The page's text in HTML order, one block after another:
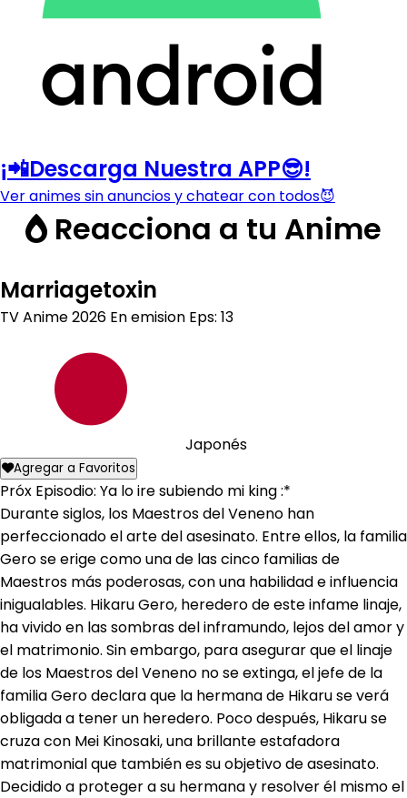
¡📲Descarga Nuestra APP😎!
Ver animes sin anuncios y chatear con todos😈
Reacciona a tu Anime
Marriagetoxin
TV Anime2026 En emision Eps: 13
Japonés
Agregar a Favoritos
Próx Episodio: Ya lo ire subiendo mi king :*
Durante siglos, los Maestros del Veneno han
perfeccionado el arte del asesinato. Entre ellos, la familia
Gero se erige como una de las cinco familias de
Maestros más poderosas, con una habilidad e influencia
inigualables. Hikaru Gero, heredero de este infame linaje,
ha vivido en las sombras del inframundo, lejos del amor y
el matrimonio. Sin embargo, para asegurar que el linaje
de los Maestros del Veneno no se extinga, el jefe de la
familia Gero declara que la hermana de Hikaru se verá
obligada a tener un heredero. Poco después, Hikaru se
cruza con Mei Kinosaki, una brillante estafadora
matrimonial que también es su objetivo de asesinato.
Decidido a proteger a su hermana y resolver él mismo el